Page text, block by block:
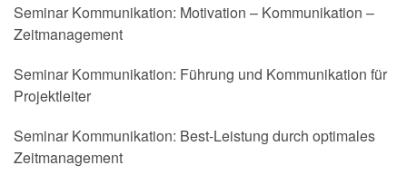
Seminar Kommunikation: Motivation – Kommunikation –
Zeitmanagement
Seminar Kommunikation: Führung und Kommunikation für
Projektleiter
Seminar Kommunikation: Best-Leistung durch optimales
Zeitmanagement